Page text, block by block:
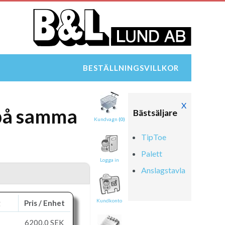
BESTÄLLNINGSVILLKOR
samma
Pris / Enhet
6200.0 SEK
Kundvagn (0)
Logga in
Kundkonto
Bästsäljare
X
TipToe
Palett
Anslagstavla